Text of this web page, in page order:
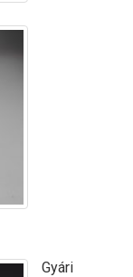
Gyári